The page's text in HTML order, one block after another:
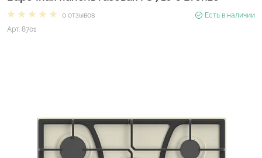
0 отзывов
Есть в наличии
Арт. 8701